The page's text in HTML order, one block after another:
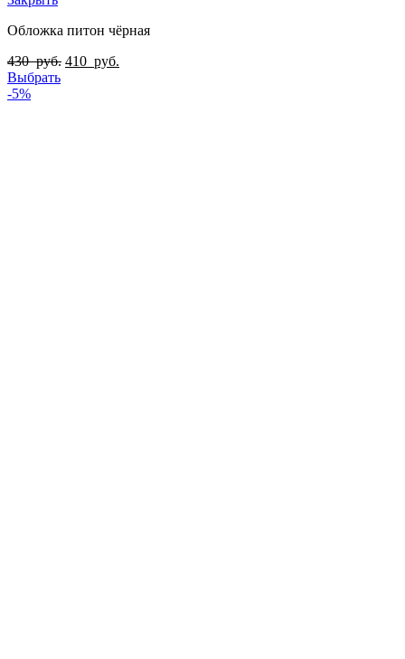
Обложка питон чёрная
430руб. 410 руб.
Выбрать
-5%